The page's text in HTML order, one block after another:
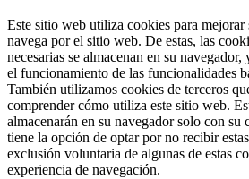
Este sitio web utiliza cookies para mejorar
navega por el sitio web. De estas, las
necesarias se almacenan en su navegador,
el funcionamiento de las funcionalidades
También utilizamos cookies de terceros
comprender cómo utiliza este sitio web.
almacenarán en su navegador solo con su
tiene la opción de optar por no recibir
exclusión voluntaria de algunas de estas
experiencia de navegación.